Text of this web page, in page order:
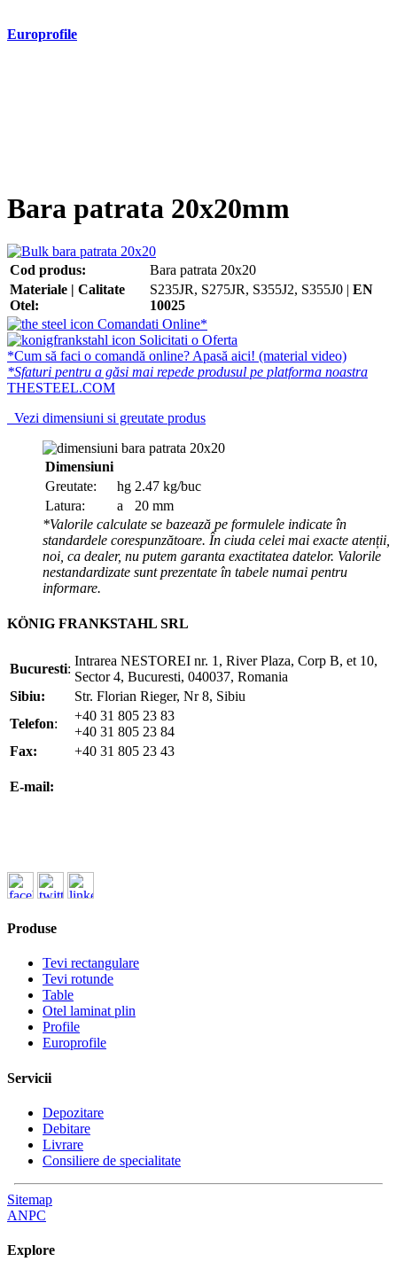
Europrofile
Bara patrata 20x20mm
Cod produs:
Bara patrata 20x20
Materiale | Calitate
Otel:
S235JR, S275JR, S355J2, S355J0 | EN
10025
Comandati Online*
Solicitati o Oferta
*Cum să faci o comandă online? Apasă aici! (material video)
*Sfaturi pentru a găsi mai repede produsul pe platforma noastra
THESTEEL.COM
Vezi dimensiuni si greutate produs
Dimensiuni
Greutate:
hg 2.47 kg/buc
Latura:
a
20 mm
*Valorile calculate se bazează pe formulele indicate în
standardele corespunzătoare. În ciuda celei mai exacte atenții,
noi, ca dealer, nu putem garanta exactitatea datelor. Valorile
nestandardizate sunt prezentate în tabele numai pentru
informare.
KÖNIG FRANKSTAHL SRL
Bucuresti:
Intrarea NESTOREI nr. 1, River Plaza, Corp B, et 10,
Sector 4, Bucuresti, 040037, Romania
Sibiu:
Str. Florian Rieger, Nr 8, Sibiu
Telefon:
+40 31 805 23 83
+40 31 805 23 84
Fax:
+40 31 805 23 43
E-mail:
Produse
Tevi rectangulare
Tevi rotunde
Table
Otel laminat plin
Profile
Europrofile
Servicii
Depozitare
Debitare
Livrare
Consiliere de specialitate
Sitemap
ANPC
Explore